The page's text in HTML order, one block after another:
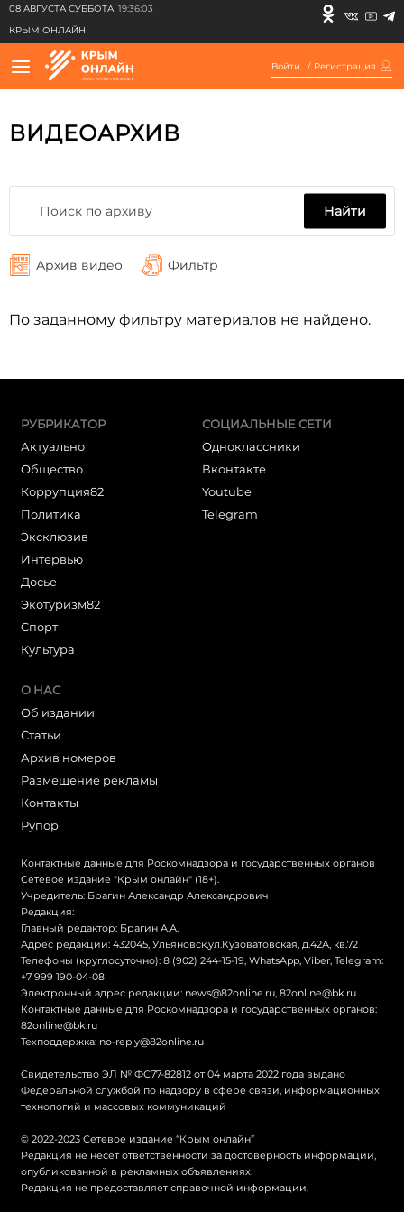
08 АВГУСТА СУББОТА 19:36:03
КРЫМ ОНЛАЙН
Войти / Регистрация
ВИДЕОАРХИВ
Найти
Архив видео Фильтр
По заданному фильтру материалов не найдено.
РУБРИКАТОР
Актуально
Общество
Коррупция82
Политика
Эксклюзив
Интервью
Досье
Экотуризм82
Cпорт
Культура
СОЦИАЛЬНЫЕ СЕТИ
Одноклассники
Вконтакте
Youtube
Telegram
О НАС
Об издании
Статьи
Архив номеров
Размещение рекламы
Контакты
Рупор
Контактные данные для Роскомнадзора и государственных органов
Сетевое издание "Крым онлайн" (18+).
Учредитель: Брагин Александр Александрович
Редакция:
Главный редактор: Брагин А.А.
Адрес редакции: 432045, Ульяновск,ул.Кузоватовская, д.42А, кв.72
Телефоны (круглосуточно): 8 (902) 244-15-19, WhatsApp, Viber, Telegram:
+7 999 190-04-08
Электронный адрес редакции: news@82online.ru, 82online@bk.ru
Контактные данные для Роскомнадзора и государственных органов:
82online@bk.ru
Техподдержка: no-reply@82online.ru
Свидетельство ЭЛ № ФС77-82812 от 04 марта 2022 года выдано
Федеральной службой по надзору в сфере связи, информационных
технологий и массовых коммуникаций
© 2022-2023 Сетевое издание “Крым онлайн”
Редакция не несёт ответственности за достоверность информации,
опубликованной в рекламных объявлениях.
Редакция не предоставляет справочной информации.